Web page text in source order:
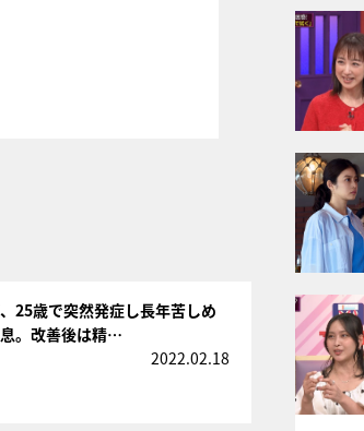
25歳で突然発症し長年苦しめ
。改善後は精…
2022.02.18